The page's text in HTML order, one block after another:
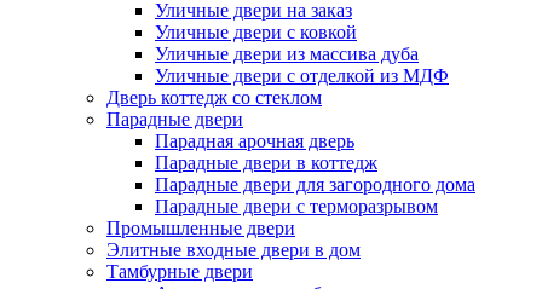
Уличные двери на заказ
Уличные двери с ковкой
Уличные двери из массива дуба
Уличные двери с отделкой из МДФ
Дверь коттедж со стеклом
Парадные двери
Парадная арочная дверь
Парадные двери в коттедж
Парадные двери для загородного дома
Парадные двери с терморазрывом
Промышленные двери
Элитные входные двери в дом
Тамбурные двери